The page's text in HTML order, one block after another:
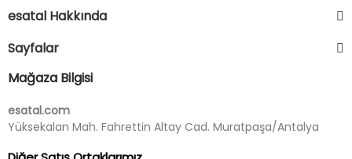
esatal Hakkında
Sayfalar
Mağaza Bilgisi
esatal.com
Yüksekalan Mah. Fahrettin Altay Cad. Muratpaşa/Antalya